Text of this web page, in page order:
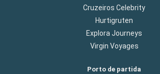
Cruzeiros Celebrity
Hurtigruten
Explora Journeys
Virgin Voyages
Porto de partida